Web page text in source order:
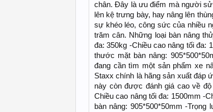
chân. Đây là ưu điểm mà người
lên kệ trưng bày, hay nâng lên
sự khéo léo, công sức của nhiều
trăm cân. Những loại bàn nâng
đa: 350kg -Chiều cao nâng tối đa:
thước mặt bàn nâng:
đang cần tìm một sản phẩm xe
Staxx chính là hãng sản xuất đáp
này còn được đánh giá cao về
Chiều cao nâng tối đa: 1500mm -
bàn nâng: 905*500*50mm -